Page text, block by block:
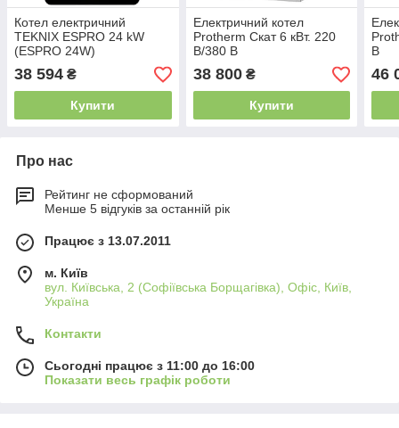
Котел електричний
TEKNIX ESPRO 24 kW
(ESPRO 24W)
38 594 ₴
Купити
Електричний котел
Protherm Скат 6 кВт. 220
В/380 В
38 800₴
Купити
В
46
Про нас
Рейтинг не сформований
Менше 5 відгуків за останній рік
Працює з 13.07.2011
м. Київ
вул. Київська, 2 (Софіївська Борщагівка), Офіс, Київ,
Україна
Контакти
Сьогодні працює з 11:00 до 16:00
Показати весь графік роботи